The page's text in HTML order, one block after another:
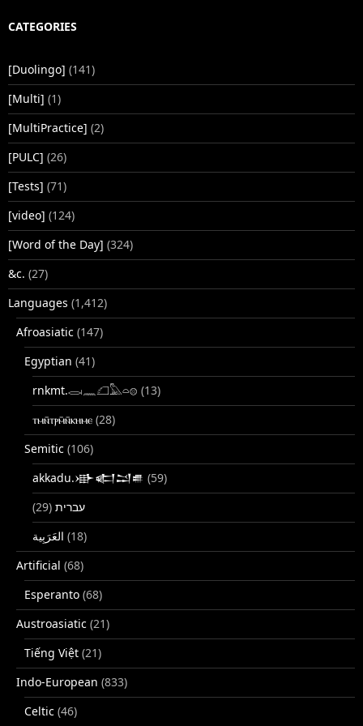
CATEGORIES
[Duolingo] (141)
[Multi] (1)
[MultiPractice] (2)
[PULC] (26)
[Tests] (71)
[video] (124)
[Word of the Day] (324)
&c. (27)
Languages (1,412)
Afroasiatic (147)
Egyptian (41)
rnkmt.𓂋𓏺𓈖𓆎𓅓𓏏𓊖 (13)
ⲧⲙⲛ̄ⲧⲣⲙ̄ⲛ̄ⲕⲏⲙⲉ (28)
Semitic (106)
akkadu.𒀝𒅗𒁺𒌑 (59)
עברית (29)
(18)
Artificial (68)
Esperanto (68)
Austroasiatic (21)
Tiếng Việt (21)
Indo-European (833)
Celtic (46)